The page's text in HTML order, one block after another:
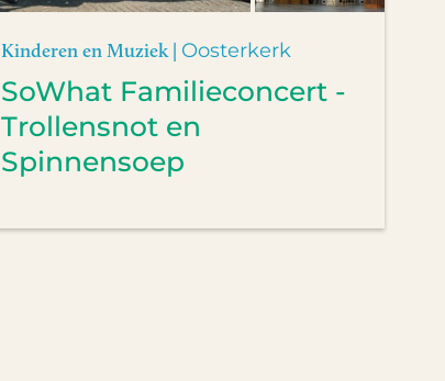
Kinderen en Muziek | Oosterkerk
SoWhat Familieconcert -
Trollensnot en
Spinnensoep